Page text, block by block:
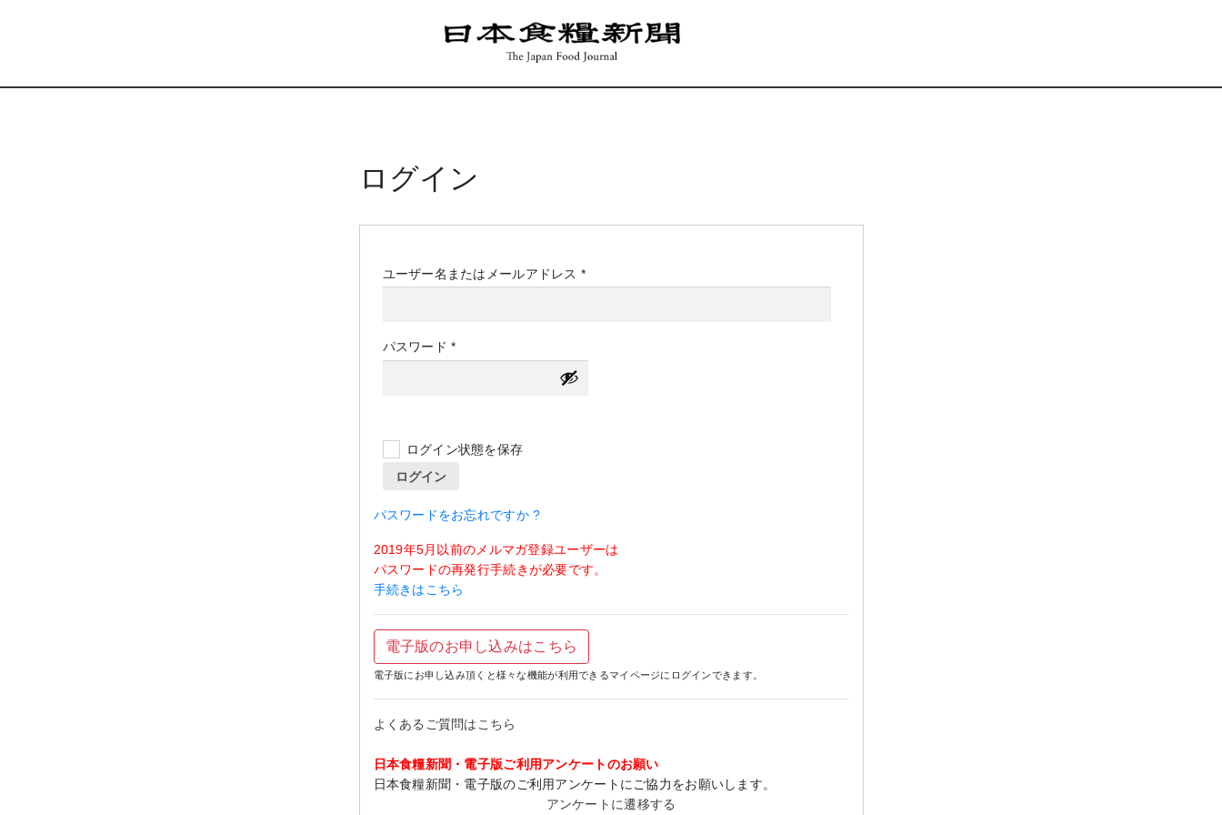
ログイン
ユーザー名またはメールアドレス *必
パスワード*必
須
ログイン状態を保存
ログイン
パスワードをお忘れですか ?
2019年5月以前のメルマガ登録ユーザーは
パスワードの再発行手続きが必要です。
手続きはこちら
電子版のお申し込みはこちら
電子版にお申し込み頂くと様々な機能が利用できるマイページにログインできます。
よくあるご質問はこちら
日本食糧新聞・電子版ご利用アンケートのお願い
日本食糧新聞・電子版のご利用アンケートにご協力をお願いします。
アンケートに遷移する